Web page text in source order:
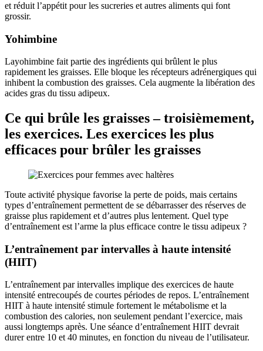
et réduit l’appétit pour les sucreries et autres aliments qui font
grossir.
Yohimbine
Layohimbine fait partie des ingrédients qui brûlent le plus
rapidement les graisses. Elle bloque les récepteurs adrénergiques qui
inhibent la combustion des graisses. Cela augmente la libération des
acides gras du tissu adipeux.
Ce qui brûle les graisses – troisièmement,
les exercices. Les exercices les plus
efficaces pour brûler les graisses
Toute activité physique favorise la perte de poids, mais certains
types d’entraînement permettent de se débarrasser des réserves de
graisse plus rapidement et d’autres plus lentement. Quel type
d’entraînement est l’arme la plus efficace contre le tissu adipeux ?
L’entraînement par intervalles à haute intensité
(HIIT)
L’entraînement par intervalles implique des exercices de haute
intensité entrecoupés de courtes périodes de repos. L’entraînement
HIIT à haute intensité stimule fortement le métabolisme et la
combustion des calories, non seulement pendant l’exercice, mais
aussi longtemps après. Une séance d’entraînement HIIT devrait
durer entre 10 et 40 minutes, en fonction du niveau de l’utilisateur.